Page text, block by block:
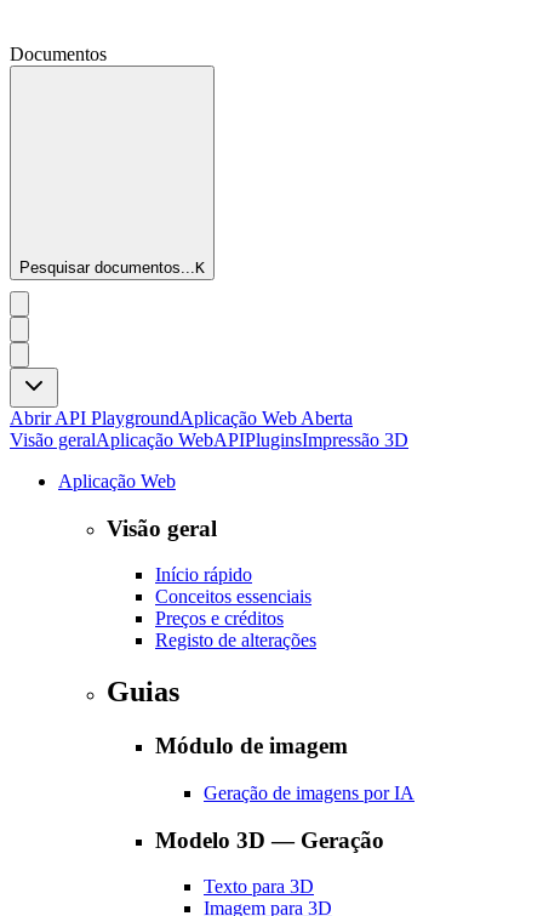
Documentos
Pesquisar documentos...K
Abrir API PlaygroundAplicação Web Aberta
Visão geralAplicação WebAPIPluginsImpressão 3D
Aplicação Web
Visão geral
Início rápido
Conceitos essenciais
Preços e créditos
Registo de alterações
Guias
Módulo de imagem
Geração de imagens por IA
Modelo 3D — Geração
Texto para 3D
Imagem para 3D